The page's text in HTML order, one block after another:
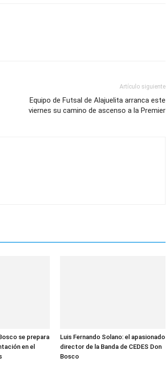
Artículo siguiente
Equipo de Futsal de Alajuelita arranca este
viernes su camino de ascenso a la Premier
se prepara
en el
Luis Fernando Solano: el apasionado
director de la Banda de CEDES Don
Bosco